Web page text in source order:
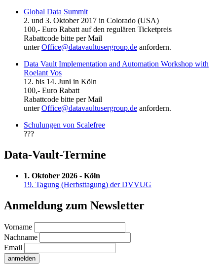
Global Data Summit
2. und 3. Oktober 2017 in Colorado (USA)
100,- Euro Rabatt auf den regulären Ticketpreis
Rabattcode bitte per Mail
unterOffice@datavaultusergroup.de anfordern.
Data Vault Implementation and Automation Workshop with
Roelant Vos
12. bis 14. Juni in Köln
100,- Euro Rabatt
Rabattcode bitte per Mail
unterOffice@datavaultusergroup.de anfordern.
Schulungen von Scalefree
???
Data-Vault-Termine
1. Oktober 2026 - Köln
19. Tagung (Herbsttagung) der DVVUG
Anmeldung zum Newsletter
Vorname
Nachname
Email